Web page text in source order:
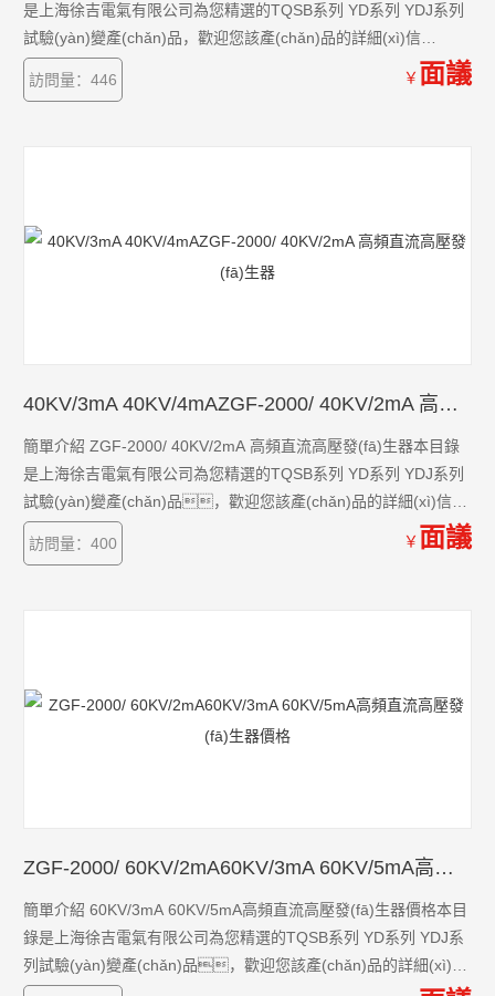
是上海徐吉電氣有限公司為您精選的TQSB系列 YD系列 YDJ系列
試驗(yàn)變產(chǎn)品，歡迎您該產(chǎn)品的詳細(xì)信
息！TQSB系列 YD系列 YDJ系列試驗(yàn)變的種類有很
多，不同的應(yīng)用也會有細(xì)微的差別，本公司為您提供*
訪問量：446 ￥ 面議
40KV/3mA 40KV/4mAZGF-2000/ 40KV/2mA 高頻直流高壓發(fā)生器
簡單介紹 ZGF-2000/ 40KV/2mA 高頻直流高壓發(fā)生器本目錄
是上海徐吉電氣有限公司為您精選的TQSB系列 YD系列 YDJ系列
試驗(yàn)變產(chǎn)品，歡迎您該產(chǎn)品的詳細(xì)信
息！TQSB系列 YD系列 YDJ系列試驗(yàn)變的種類有很
多，不同的應(yīng)用也會有細(xì)微的差別，本
訪問量：400 ￥ 面議
ZGF-2000/ 60KV/2mA60KV/3mA 60KV/5mA高頻直流高壓發(fā)生器價格
簡單介紹 60KV/3mA 60KV/5mA高頻直流高壓發(fā)生器價格本目
錄是上海徐吉電氣有限公司為您精選的TQSB系列 YD系列 YDJ系
列試驗(yàn)變產(chǎn)品，歡迎您該產(chǎn)品的詳細(xì)信